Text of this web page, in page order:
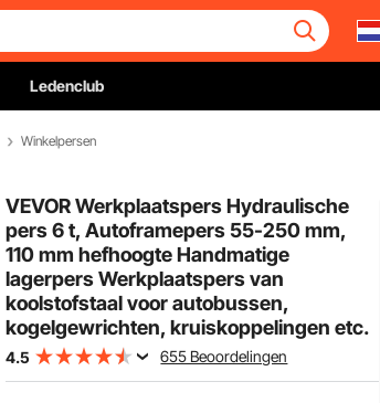
Ledenclub
Winkelpersen
VEVOR Werkplaatspers Hydraulische
pers 6 t, Autoframepers 55-250 mm,
110 mm hefhoogte Handmatige
lagerpers Werkplaatspers van
koolstofstaal voor autobussen,
kogelgewrichten, kruiskoppelingen etc.
4.5 655 Beoordelingen